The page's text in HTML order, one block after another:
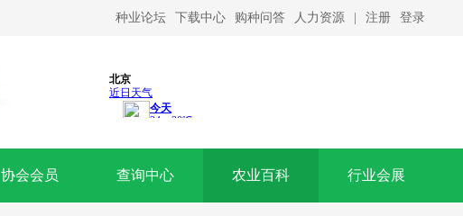
种业论坛 下载中心 购种问答 人力资源 注册 登录
协会会员 查询中心 农业百科 行业会展